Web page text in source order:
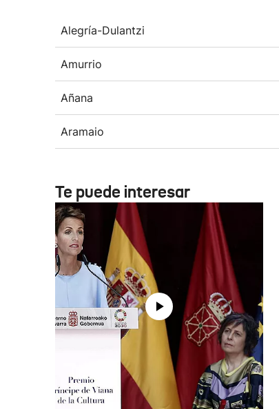
Alegría-Dulantzi
Amurrio
Añana
Aramaio
Te puede interesar